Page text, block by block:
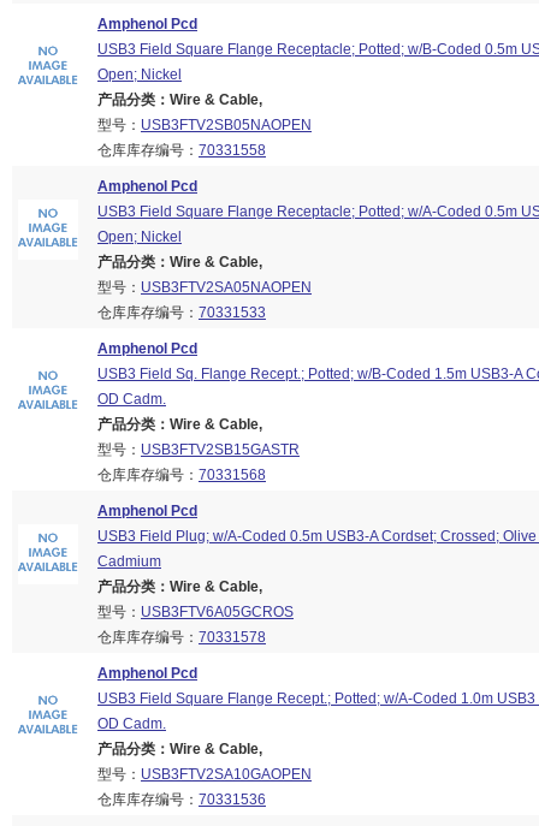
Amphenol Pcd
USB3 Field Square Flange Receptacle; Potted; w/B-Coded 0.5m
Open; Nickel
产品分类：Wire & Cable,
型号： USB3FTV2SB05NAOPEN
仓库库存编号： 70331558
Amphenol Pcd
USB3 Field Square Flange Receptacle; Potted; w/A-Coded 0.5m
Open; Nickel
产品分类：Wire & Cable,
型号： USB3FTV2SA05NAOPEN
仓库库存编号： 70331533
Amphenol Pcd
USB3 Field Sq. Flange Recept.; Potted; w/B-Coded 1.5m USB3-A
OD Cadm.
产品分类：Wire & Cable,
型号： USB3FTV2SB15GASTR
仓库库存编号： 70331568
Amphenol Pcd
USB3 Field Plug; w/A-Coded 0.5m USB3-A Cordset; Crossed;
Cadmium
产品分类：Wire & Cable,
型号： USB3FTV6A05GCROS
仓库库存编号： 70331578
Amphenol Pcd
USB3 Field Square Flange Recept.; Potted; w/A-Coded 1.0m
OD Cadm.
产品分类：Wire & Cable,
型号： USB3FTV2SA10GAOPEN
仓库库存编号： 70331536